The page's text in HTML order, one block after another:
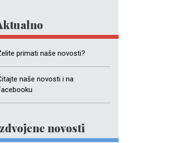
primati naše novosti?
naše novosti i na
novosti